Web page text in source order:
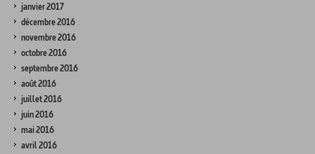
janvier 2017
décembre 2016
novembre 2016
octobre 2016
septembre 2016
août 2016
juillet 2016
juin 2016
mai 2016
avril 2016